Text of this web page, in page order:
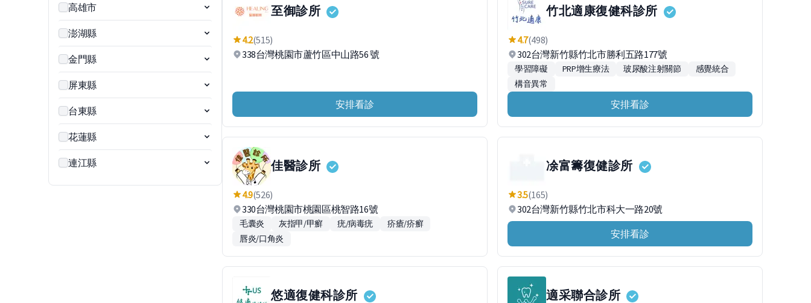
高雄市
澎湖縣
金門縣
屏東縣
台東縣
花蓮縣
連江縣
至御診所
4.2(515)
338台灣桃園市蘆竹區中山路56 號
安排看診
竹北適康復健科診所
4.7(498)
302台灣新竹縣竹北市勝利五路177號
學習障礙 PRP增生療法 玻尿酸注射關節
感覺統合
構音異常
安排看診
佳醫診所
4.9(526)
330台灣桃園市桃園區桃智路16號
毛囊炎 灰指甲/甲癬 疣/病毒疣
疥瘡/疥癬
唇炎/口角炎
凃富籌復健診所
3.5(165)
302台灣新竹縣竹北市科大一路20號
安排看診
悠適復健科診所 適采聯合診所